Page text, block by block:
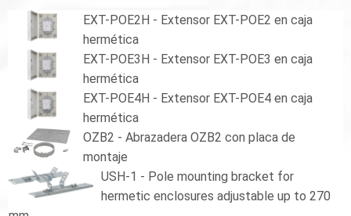
EXT-POE2H - Extensor EXT-POE2 en caja
hermética
EXT-POE3H - Extensor EXT-POE3 en caja
hermética
EXT-POE4H - Extensor EXT-POE4 en caja
hermética
OZB2 - Abrazadera OZB2 con placa de
montaje
USH-1 - Pole mounting bracket for
hermetic enclosures adjustable up to 270